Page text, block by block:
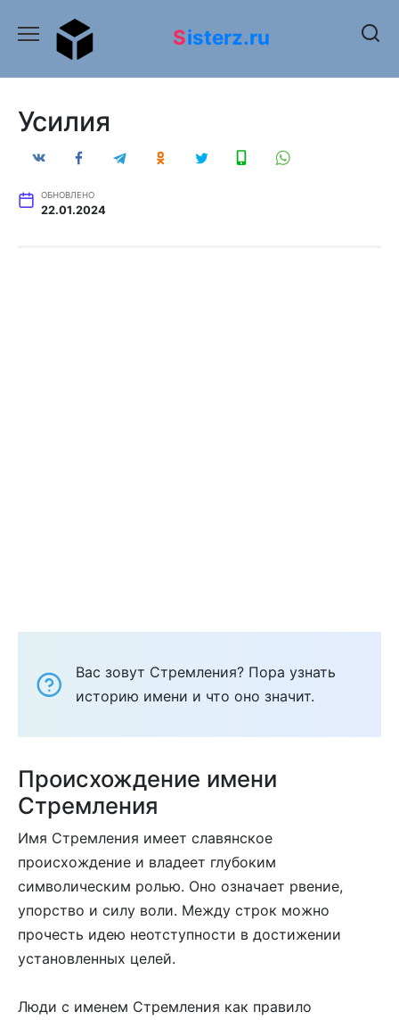
содержанию
Sisterz.ru
Усилия
ОБНОВЛЕНО
22.01.2024
Вас зовут Стремления? Пора узнать
историю имени и что оно значит.
Происхождение имени
Стремления
Имя Стремления имеет славянское
происхождение и владеет глубоким
символическим ролью. Оно означает рвение,
упорство и силу воли. Между строк можно
прочесть идею неотступности в достижении
установленных целей.
Люди с именем Стремления как правило